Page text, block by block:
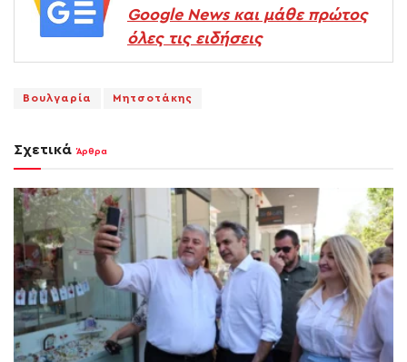
Google News και μάθε πρώτος
όλες τις ειδήσεις
Βουλγαρία Μητσοτάκης
Σχετικά Άρθρα